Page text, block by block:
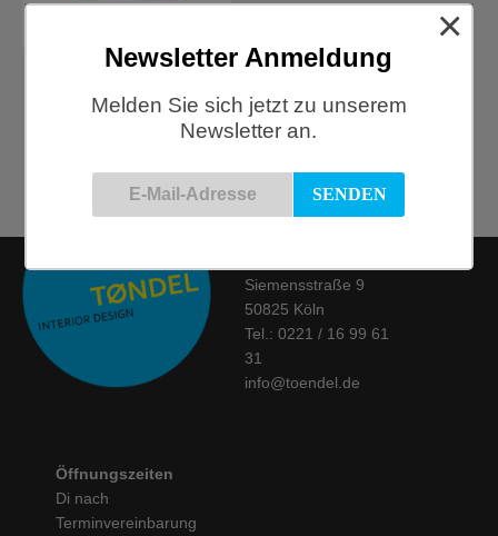
Siemensstraße 9
50825 Köln
Tel.: 0221 / 16 99 61
31
info@toendel.de
Öffnungszeiten
Di nach
Terminvereinbarung
Newsletter Anmeldung
Melden Sie sich jetzt zu unserem
Newsletter an.
×